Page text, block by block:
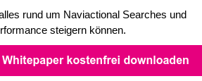
rund um Naviactional Searches und
steigern können.